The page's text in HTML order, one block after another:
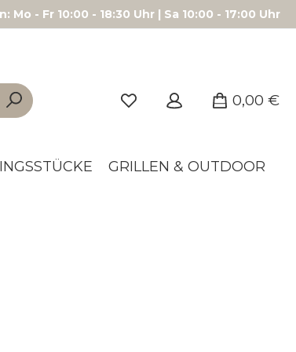
- Fr 10:00 - 18:30 Uhr | Sa 10:00 - 17:00 Uhr
0,00 €
GRILLEN & OUTDOOR